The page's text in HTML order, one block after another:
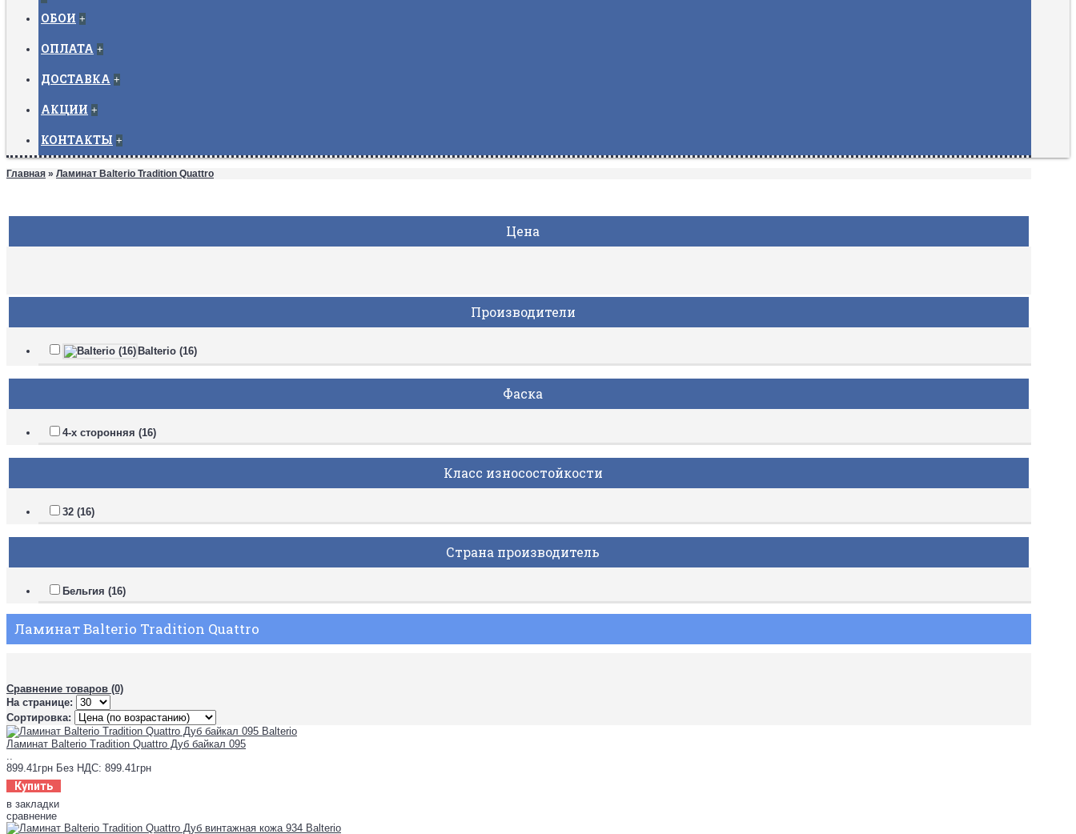
ОБОИ +
ОПЛАТА +
ДОСТАВКА +
АКЦИИ +
КОНТАКТЫ +
Главная » Ламинат Balterio Tradition Quattro
Цена
Производители
Balterio (16)
Фаска
4-х сторонняя (16)
Класс износостойкости
32 (16)
Страна производитель
Бельгия (16)
Ламинат Balterio Tradition Quattro
Сравнение товаров (0)
На странице:
Сортировка:
Ламинат Balterio Tradition Quattro Дуб байкал 095
..
899.41грн Без НДС: 899.41грн
Купить
в закладки
сравнение